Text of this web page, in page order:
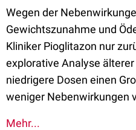
Wegen der
Gewichtszunahme und
Kliniker Pioglitazon nur
explorative Analyse
niedrigere Dosen einen
weniger Nebenwirkungen
Mehr...